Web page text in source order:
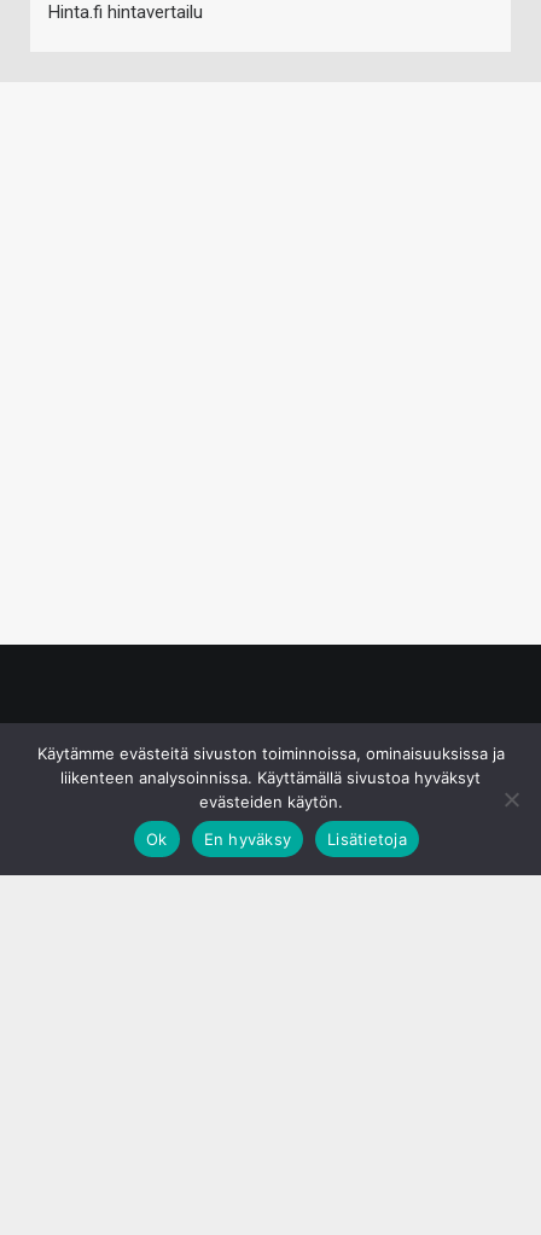
Hinta.fi hintavertailu
Käytämme evästeitä sivuston toiminnoissa, ominaisuuksissa ja
liikenteen analysoinnissa. Käyttämällä sivustoa hyväksyt
evästeiden käytön.
Ok
En hyväksy Lisätietoja